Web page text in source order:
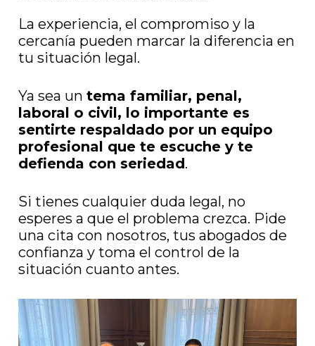
La experiencia, el compromiso y la
cercanía pueden marcar la diferencia en
tu situación legal.
Ya sea un tema familiar, penal,
laboral o civil, lo importante es
sentirte respaldado por un equipo
profesional que te escuche y te
defienda con seriedad.
Si tienes cualquier duda legal, no
esperes a que el problema crezca. Pide
una cita con nosotros, tus abogados de
confianza y toma el control de la
situación cuanto antes.